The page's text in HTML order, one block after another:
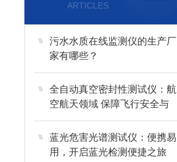
ARTICLES
污水水质在线监测仪的生产厂
家有哪些？
全自动真空密封性测试仪：航
空航天领域 保障飞行安全与
任务成功
蓝光危害光谱测试仪：便携易
用，开启蓝光检测便捷之旅